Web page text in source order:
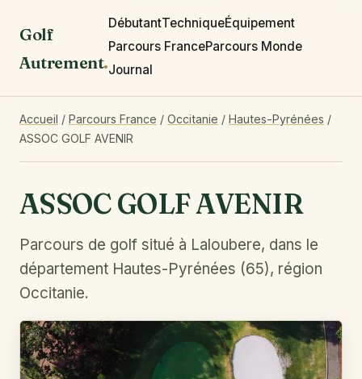
Golf
Autrement.
DébutantTechniqueÉquipement
Parcours FranceParcours Monde
Journal
Accueil / Parcours France / Occitanie / Hautes-Pyrénées /
ASSOC GOLF AVENIR
ASSOC GOLF AVENIR
Parcours de golf situé à Laloubere, dans le
département Hautes-Pyrénées (65), région
Occitanie.